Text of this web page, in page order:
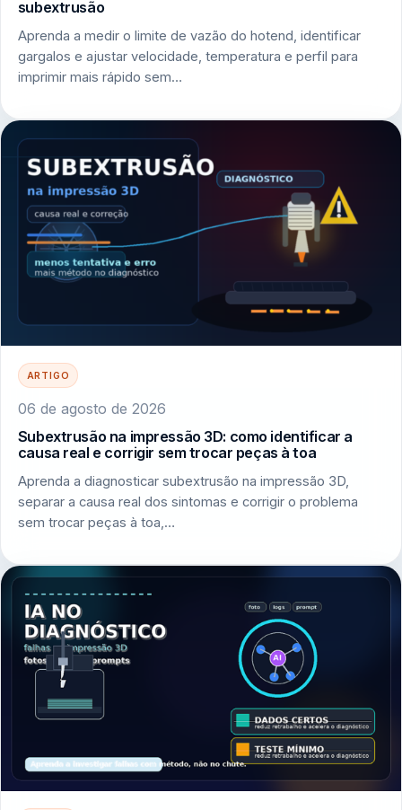
subextrusão
Aprenda a medir o limite de vazão do hotend, identificar
gargalos e ajustar velocidade, temperatura e perfil para
imprimir mais rápido sem…
ARTIGO
06 de agosto de 2026
Subextrusão na impressão 3D: como identificar a
causa real e corrigir sem trocar peças à toa
Aprenda a diagnosticar subextrusão na impressão 3D,
separar a causa real dos sintomas e corrigir o problema
sem trocar peças à toa,…